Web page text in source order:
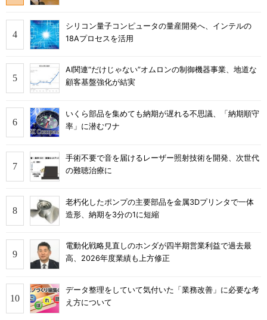
シリコン量子コンピュータの量産開発へ、インテルの
18Aプロセスを活用
AI関連“だけじゃない”オムロンの制御機器事業、地道な
顧客基盤強化が結実
いくら部品を集めても納期が遅れる不思議、「納期順守
率」に潜むワナ
手術不要で音を届けるレーザー照射技術を開発、次世代
の難聴治療に
老朽化したポンプの主要部品を金属3Dプリンタで一体
造形、納期を3分の1に短縮
電動化戦略見直しのホンダが四半期営業利益で過去最
高、2026年度業績も上方修正
データ整理をしていて気付いた「業務改善」に必要な考
え方について